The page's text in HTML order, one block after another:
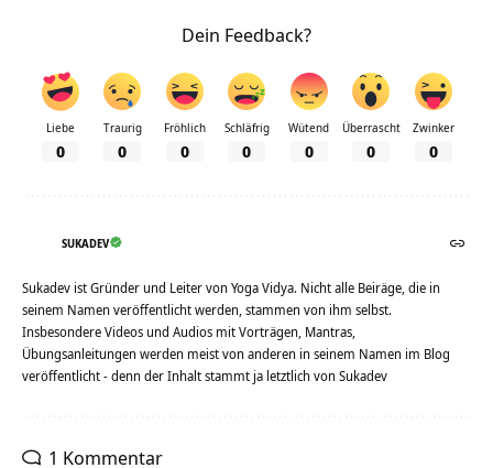
Dein Feedback?
Liebe
0
Traurig
0
Fröhlich
0
Schläfrig
0
Wütend
0
Überrascht
0
Zwinker
0
SUKADEV
Sukadev ist Gründer und Leiter von Yoga Vidya. Nicht alle Beiräge, die in
seinem Namen veröffentlicht werden, stammen von ihm selbst.
Insbesondere Videos und Audios mit Vorträgen, Mantras,
Übungsanleitungen werden meist von anderen in seinem Namen im Blog
veröffentlicht - denn der Inhalt stammt ja letztlich von Sukadev
1 Kommentar